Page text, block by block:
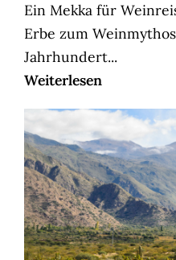
Ein Mekka für
Erbe zum
Jahrhundert...
Weiterlesen